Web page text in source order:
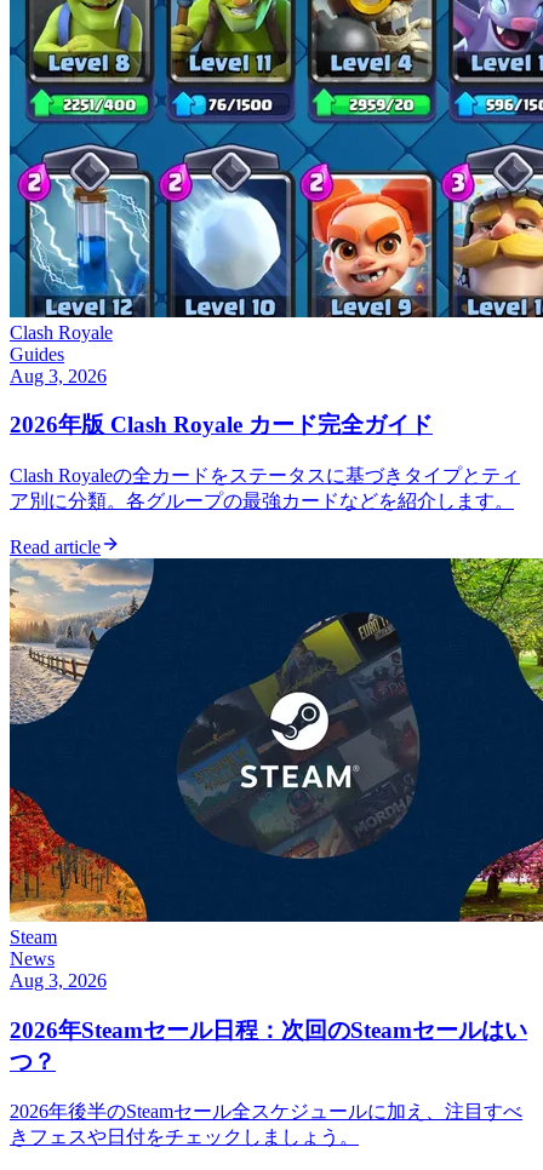
Clash Royale
Guides
Aug 3, 2026
2026年版 Clash Royale カード完全ガイド
Clash Royaleの全カードをステータスに基づきタイプとティ
ア別に分類。各グループの最強カードなどを紹介します。
Read article
Steam
News
Aug 3, 2026
2026年Steamセール日程：次回のSteamセールはい
つ？
2026年後半のSteamセール全スケジュールに加え、注目すべ
きフェスや日付をチェックしましょう。